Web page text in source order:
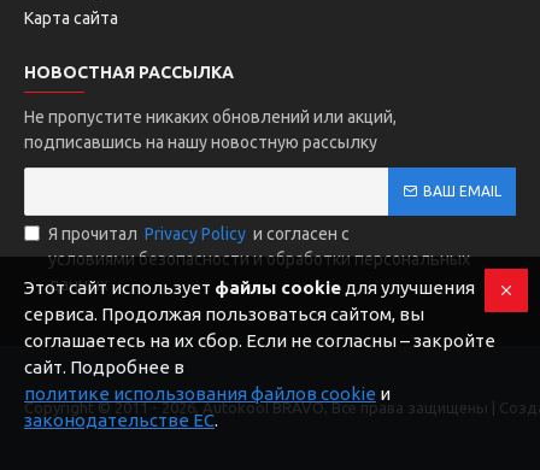
Карта сайта
НОВОСТНАЯ РАССЫЛКА
Не пропустите никаких обновлений или акций,
подписавшись на нашу новостную рассылку
ВАШ EMAIL
Я прочитал Privacy Policy и согласен с
условиями безопасности и обработки персональных
данных
Copyright © 2011 -2026, Autokool BRAVO, Все права защищены |
Этот сайт использует файлы cookie для улучшения
сервиса. Продолжая пользоваться сайтом, вы
соглашаетесь на их сбор. Если не согласны – закройте
сайт. Подробнее в
политике использования файлов cookie и
законодательстве ЕС.